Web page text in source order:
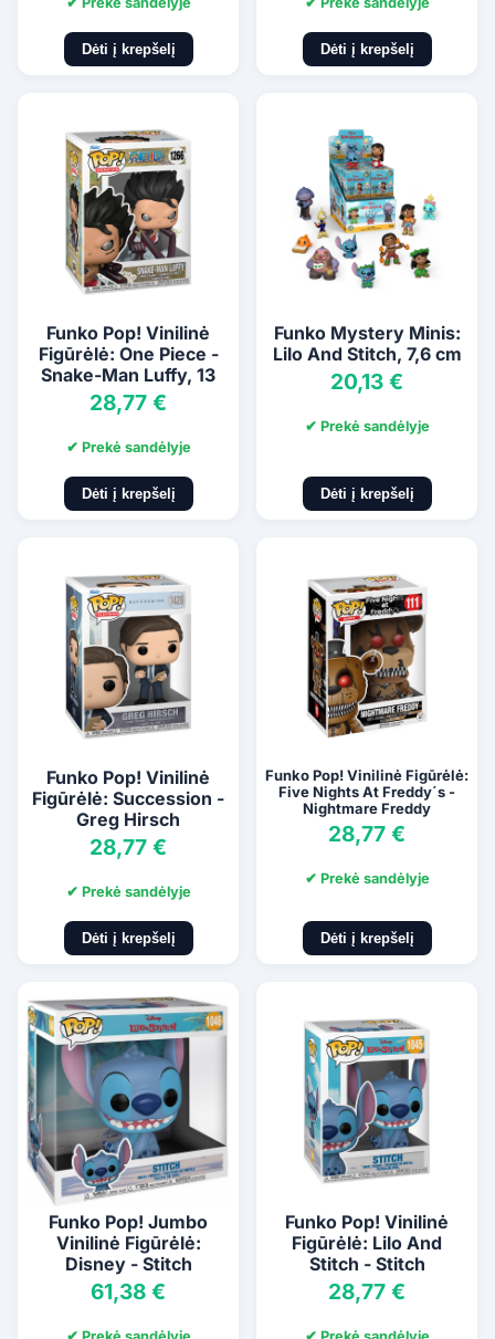
Dėti į krepšelį Dėti į krepšelį
Funko Pop! Vinilinė
Figūrėlė: One Piece -
Snake-Man Luffy, 13
cm
28,77 €
✔ Prekė sandėlyje
Dėti į krepšelį
Funko Mystery Minis:
Lilo And Stitch, 7,6 cm
20,13 €
✔ Prekė sandėlyje
Dėti į krepšelį
Funko Pop! Vinilinė
Figūrėlė: Succession -
Greg Hirsch
28,77 €
✔ Prekė sandėlyje
Dėti į krepšelį
Funko Pop! Vinilinė Figūrėlė:
Five Nights At Freddy´s -
Nightmare Freddy
28,77 €
✔ Prekė sandėlyje
Dėti į krepšelį
Funko Pop! Jumbo
Vinilinė Figūrėlė:
Disney - Stitch
61,38 €
Funko Pop! Vinilinė
Figūrėlė: Lilo And
Stitch - Stitch
28,77 €